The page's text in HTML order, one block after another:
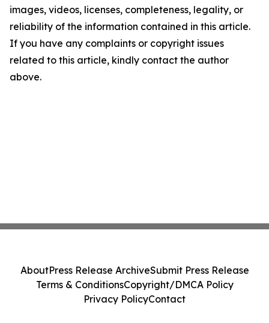
images, videos, licenses, completeness, legality, or
reliability of the information contained in this article.
If you have any complaints or copyright issues
related to this article, kindly contact the author
above.
AboutPress Release ArchiveSubmit Press Release
Terms & ConditionsCopyright/DMCA Policy
Privacy PolicyContact